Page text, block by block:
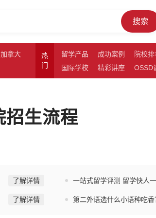
搜索
加拿大
热
门
留学产品 成功案例
院校排
国际学校
精彩讲座 OSSD
招生流程
了解详情 一站式留学评测 留学快人
了解详情 第二外语选什么小语种吃香